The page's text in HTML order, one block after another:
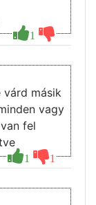
1
1 1
várd másik
vagy
fel